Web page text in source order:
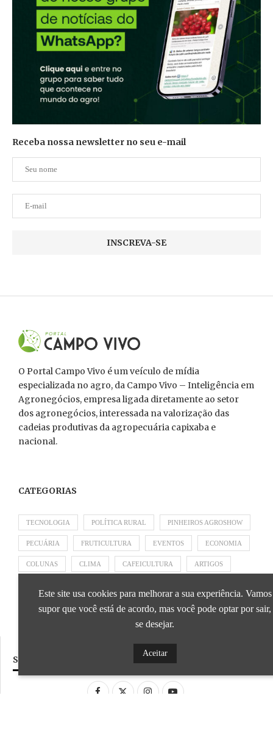
Receba nossa newsletter no seu e-mail
O Portal Campo Vivo é um veículo de mídia
especializada no agro, da Campo Vivo – Inteligência em
Agronegócios, empresa ligada diretamente ao setor
dos agronegócios, interessada na valorização das
cadeias produtivas da agropecuária capixaba e
nacional.
CATEGORIAS
TECNOLOGIA POLÍTICA RURAL PINHEIROS AGROSHOW
PECUÁRIA FRUTICULTURA EVENTOS ECONOMIA
COLUNAS CLIMA CAFEICULTURA ARTIGOS
APRESENTADO POR BRAPEX
SIGA NOSSAS REDES SOCIAIS
Este site usa cookies para melhorar a sua experiência. Vamos
supor que você está de acordo, mas você pode optar por sair,
se desejar.
Aceitar